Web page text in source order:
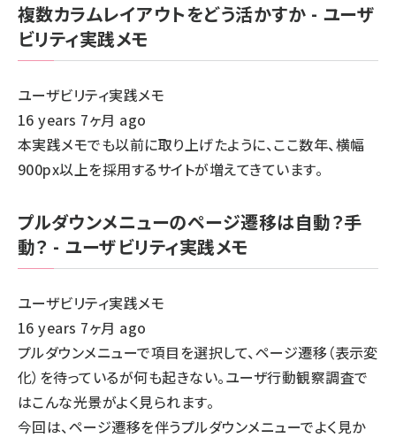
複数カラムレイアウトをどう活かすか - ユーザ
ビリティ実践メモ
ユーザビリティ実践メモ
16 years 7ヶ月 ago
本実践メモでも以前に取り上げたように、ここ数年、横幅
900px以上を採用するサイトが増えてきています。
プルダウンメニューのページ遷移は自動？手
動？ - ユーザビリティ実践メモ
ユーザビリティ実践メモ
16 years 7ヶ月 ago
プルダウンメニューで項目を選択して、ページ遷移（表示変
化）を待っているが何も起きない。ユーザ行動観察調査で
はこんな光景がよく見られます。
今回は、ページ遷移を伴うプルダウンメニューでよく見か